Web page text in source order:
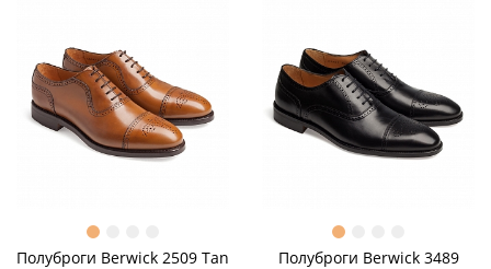
Полуброги Berwick 2509 Tan
Полуброги Berwick 3489